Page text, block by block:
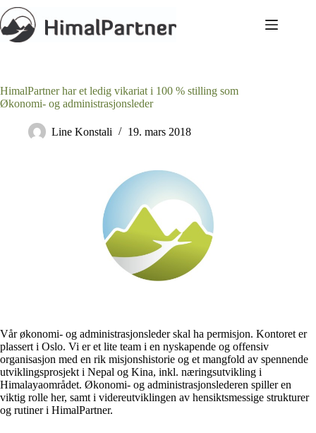
Hopp
til
innholdet
HimalPartner har et ledig vikariat i 100 % stilling som
Økonomi- og administrasjonsleder
Line Konstali 19. mars 2018
Vår økonomi- og administrasjonsleder skal ha permisjon. Kontoret er
plassert i Oslo. Vi er et lite team i en nyskapende og offensiv
organisasjon med en rik misjonshistorie og et mangfold av spennende
utviklingsprosjekt i Nepal og Kina, inkl. næringsutvikling i
Himalayaområdet. Økonomi- og administrasjonslederen spiller en
viktig rolle her, samt i videreutviklingen av hensiktsmessige strukturer
og rutiner i HimalPartner.